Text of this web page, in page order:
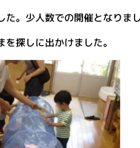
た。少人数での開催となりまし
を探しに出かけました。